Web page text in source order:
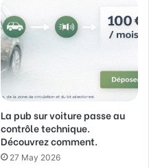
La pub sur voiture passe au
contrôle technique.
Découvrez comment.
27 May 2026